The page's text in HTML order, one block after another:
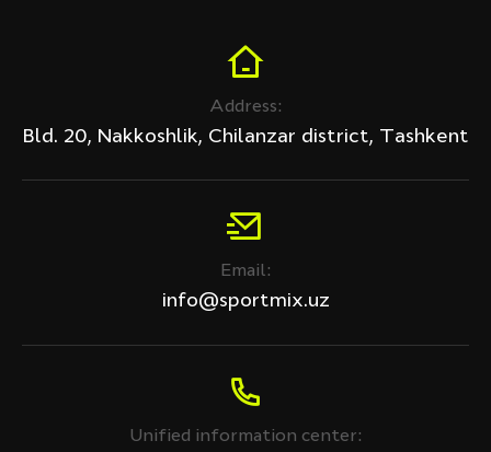
Address:
Bld. 20, Nakkoshlik, Chilanzar district, Tashkent
Email:
info@sportmix.uz
Unified information center: